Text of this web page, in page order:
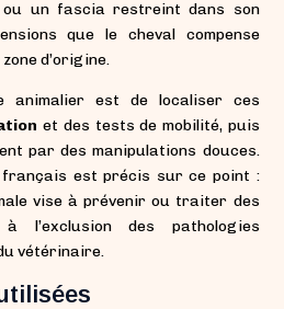
un fascia restreint dans son
que le cheval compense
d’origine.
animalier est de localiser ces
et des tests de mobilité, puis
par des manipulations douces.
est précis sur ce point :
vise à prévenir ou traiter des
l’exclusion des pathologies
vétérinaire.